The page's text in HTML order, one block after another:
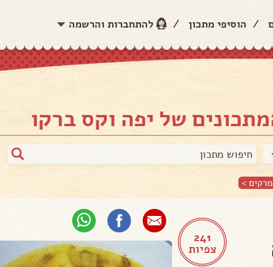
/ הוסיפי מתכון / להתחברות והרשמה
של יפה וקס ברקו
מרקים >
241
צפיות